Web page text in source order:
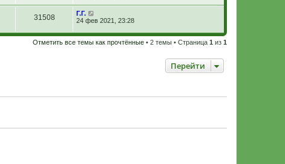
31508
Г.Г.
24 фев 2021, 23:28
Отметить все темы как прочтённые • 2 темы • Страница 1 из 1
Перейти